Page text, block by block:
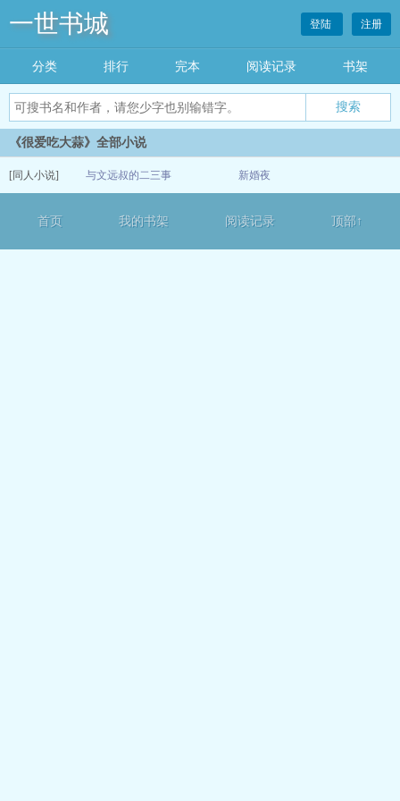
一世书城 登陆 注册
分类 排行 完本 阅读记录 书架
《很爱吃大蒜》全部小说
[同人小说] 与文远叔的二三事 新婚夜
首页 我的书架 阅读记录 顶部↑